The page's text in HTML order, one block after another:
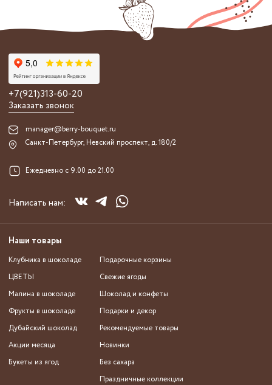
+7(921)313-60-20
Заказать звонок
manager@berry-bouquet.ru
Санкт-Петербург, Невский проспект, д. 180/2
Ежедневно с 9.00 до 21.00
Написать нам:
Наши товары
Клубника в шоколаде
ЦВЕТЫ
Малина в шоколаде
Фрукты в шоколаде
Дубайский шоколад
Акции месяца
Букеты из ягод
Подарочные корзины
Свежие ягоды
Шоколад и конфеты
Подарки и декор
Рекомендуемые товары
Новинки
Без сахара
Праздничные коллекции